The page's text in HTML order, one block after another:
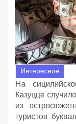
Интересное
На
Казуцце
из
туристов